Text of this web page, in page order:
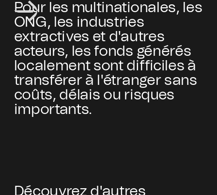
Pour les multinationales, les
ONG, les industries
extractives et d'autres
acteurs, les fonds générés
localement sont difficiles à
transférer à l'étranger sans
coûts, délais ou risques
importants.
Découvrez d'autres